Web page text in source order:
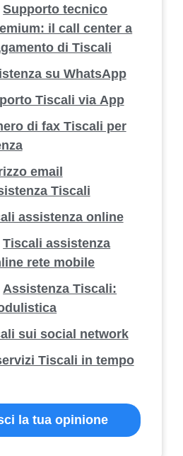
Supporto tecnico
il call center a
di Tiscali
su WhatsApp
Tiscali via App
di fax Tiscali per
email
Tiscali
assistenza online
Tiscali assistenza
rete mobile
Assistenza Tiscali:
sui social network
Tiscali in tempo
la tua opinione